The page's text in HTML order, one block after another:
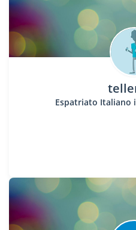
Espatriato Italiano